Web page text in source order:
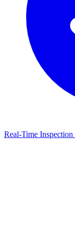
Real-Time Inspection